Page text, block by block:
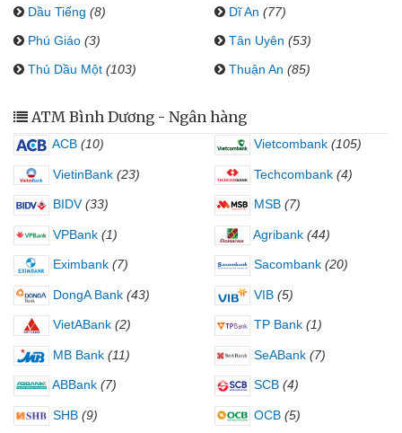
Dầu Tiếng (8) Dĩ An (77)
Phú Giáo (3) Tân Uyên (53)
Thủ Dầu Một (103) Thuận An (85)
ATM Bình Dương - Ngân hàng
ACB (10) Vietcombank (105)
VietinBank (23) Techcombank (4)
BIDV (33) MSB (7)
VPBank (1) Agribank (44)
Eximbank (7) Sacombank (20)
DongA Bank (43) VIB (5)
VietABank (2) TP Bank (1)
MB Bank (11) SeABank (7)
ABBank (7) SCB (4)
SHB (9) OCB (5)